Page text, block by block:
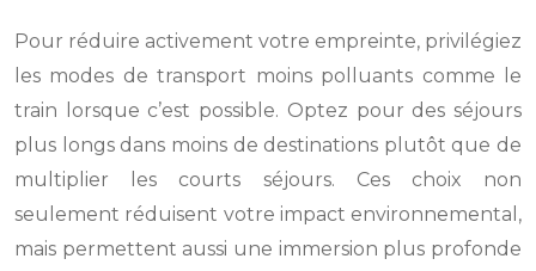
Pour réduire activement votre empreinte, privilégiez
les modes de transport moins polluants comme le
train lorsque c’est possible. Optez pour des séjours
plus longs dans moins de destinations plutôt que de
multiplier les courts séjours. Ces choix non
seulement réduisent votre impact environnemental,
mais permettent aussi une immersion plus profonde